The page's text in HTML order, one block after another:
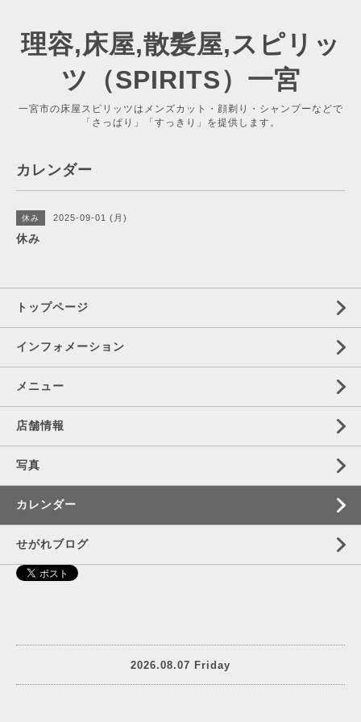
理容,床屋,散髪屋,スピリッ
ツ（SPIRITS）一宮
一宮市の床屋スピリッツはメンズカット・顔剃り・シャンプーなどで
「さっぱり」「すっきり」を提供します。
カレンダー
休み 2025-09-01 (月)
休み
トップページ
インフォメーション
メニュー
店舗情報
写真
カレンダー
せがれブログ
2026.08.07 Friday